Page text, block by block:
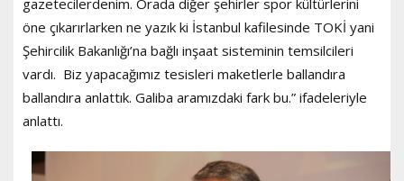
öne çıkarırlarken ne yazık ki İstanbul kafilesinde TOKİ yani
Şehircilik Bakanlığı’na bağlı inşaat sisteminin temsilcileri
vardı. Biz yapacağımız tesisleri maketlerle ballandıra
ballandıra anlattık. Galiba aramızdaki fark bu.” ifadeleriyle
anlattı.